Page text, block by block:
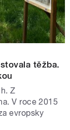
těžba.
Z
V roce 2015
evropsky